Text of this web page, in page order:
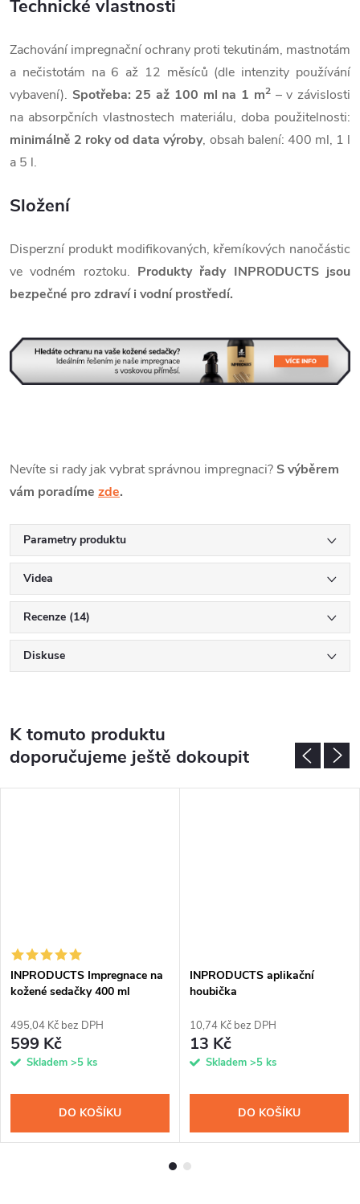
Technické vlastnosti
Zachování impregnační ochrany proti tekutinám, mastnotám
a nečistotám na 6 až 12 měsíců (dle intenzity používání
vybavení). Spotřeba: 25 až 100 ml na 1 m2– v závislosti
na absorpčních vlastnostech materiálu, doba použitelnosti:
minimálně 2 roky od data výroby, obsah balení: 400 ml, 1 l
a 5 l.
Složení
Disperzní produkt modifikovaných, křemíkových nanočástic
ve vodném roztoku. Produkty řady INPRODUCTS jsou
bezpečné pro zdraví i vodní prostředí.
Nevíte si rady jak vybrat správnou impregnaci? S výběrem
vám poradíme zde.
Parametry produktu
Videa
Recenze (14)
Diskuse
K tomuto produktu
doporučujeme ještě dokoupit
INPRODUCTS Impregnace na
kožené sedačky 400 ml
495,04 Kč bez DPH
599 Kč
Skladem >5 ks
DO KOŠÍKU
INPRODUCTS aplikační
houbička
10,74 Kč bez DPH
13 Kč
Skladem >5 ks
DO KOŠÍKU